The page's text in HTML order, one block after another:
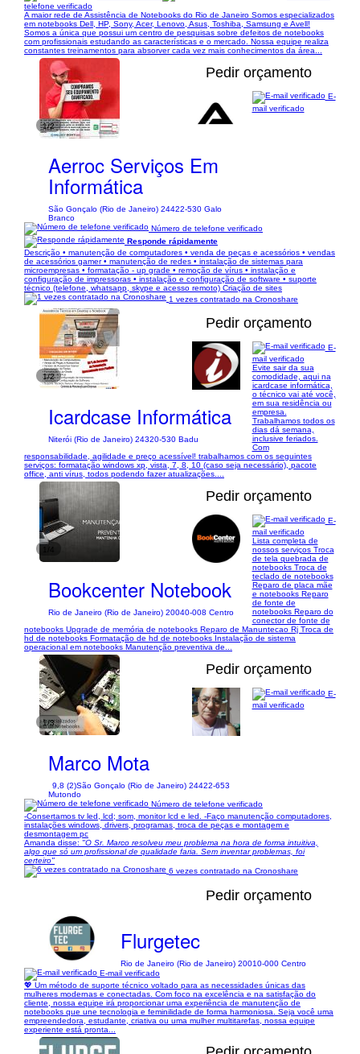
telefone verificado
A maior rede de Assistência de Notebooks do Rio de Janeiro Somos especializados
em notebooks Dell, HP, Sony, Acer, Lenovo, Asus, Toshiba, Samsung e Avell!
Somos a única que possui um centro de pesquisas sobre defeitos de notebooks
com profissionais estudando as características e o mercado. Nossa equipe realiza
constantes treinamentos para absorver cada vez mais conhecimentos da área...
1/2
Pedir orçamento
Aerroc Serviços Em
Informática
São Gonçalo (Rio de Janeiro) 24422-530 Galo
Branco
E-
mail verificado
Número de telefone verificado
Responde rápidamente
Descrição • manutenção de computadores • venda de peças e acessórios • vendas
de acessórios gamer • manutenção de redes • instalação de sistemas para
microempresas • formatação - up grade • remoção de vírus • instalação e
configuração de impressoras • instalação e configuração de software • suporte
técnico (telefone, whatsapp, skype e acesso remoto) Criação de sites
1 vezes contratado na Cronoshare
1/2
Pedir orçamento
Icardcase Informática
Niterói (Rio de Janeiro) 24320-530 Badu
E-
mail verificado
Evite sair da sua
comodidade, aqui na
icardcase informática,
o técnico vai até você,
em sua residência ou
empresa.
Trabalhamos todos os
dias dá semana,
inclusive feriados.
Com
responsabilidade, agilidade e preço acessível! trabalhamos com os seguintes
serviços: formatação windows xp, vista, 7, 8, 10 (caso seja necessário), pacote
office, anti vírus, todos podendo fazer atualizações....
1/4
Pedir orçamento
Bookcenter Notebook
Rio de Janeiro (Rio de Janeiro) 20040-008 Centro
E-
mail verificado
Lista completa de
nossos serviços Troca
de tela quebrada de
notebooks Troca de
teclado de notebooks
Reparo de placa mãe
e notebooks Reparo
de fonte de
notebooks Reparo do
conector de fonte de
notebooks Upgrade de memória de notebooks Reparo de Manuntecao Rj Troca de
hd de notebooks Formatação de hd de notebooks Instalação de sistema
operacional em notebooks Manutenção preventiva de...
1/3
Pedir orçamento
Marco Mota
9,8 (2)São Gonçalo (Rio de Janeiro) 24422-653
Mutondo
E-
mail verificado
Número de telefone verificado
-Consertamos tv led, lcd; som, monitor lcd e led. -Faço manutenção computadores,
instalações windows, drivers, programas, troca de peças e montagem e
desmontagem pc
Amanda disse: "O Sr. Marco resolveu meu problema na hora de forma intuitiva,
algo que só um profissional de qualidade faria. Sem inventar problemas, foi
certeiro"
6 vezes contratado na Cronoshare
Pedir orçamento
Flurgetec
Rio de Janeiro (Rio de Janeiro) 20010-000 Centro
E-mail verificado
💖 Um método de suporte técnico voltado para as necessidades únicas das
mulheres modernas e conectadas. Com foco na excelência e na satisfação do
cliente, nossa equipe irá proporcionar uma experiência de manutenção de
notebooks que une tecnologia e feminilidade de forma harmoniosa. Seja você uma
empreendedora, estudante, criativa ou uma mulher multitarefas, nossa equipe
experiente está pronta...